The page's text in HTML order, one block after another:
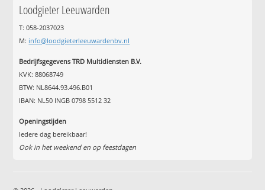
Loodgieter Leeuwarden
T: 058-2037023
M: info@loodgieterleeuwardenbv.nl
Bedrijfsgegevens TRD Multidiensten B.V.
KVK: 88068749
BTW: NL8644.93.496.B01
IBAN: NL50 INGB 0798 5512 32
Openingstijden
Iedere dag bereikbaar!
Ook in het weekend en op feestdagen